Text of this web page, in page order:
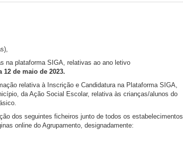
na plataforma SIGA, relativas ao ano letivo
12 de maio de 2023.
relativa à Inscrição e Candidatura na Plataforma SIGA,
da Ação Social Escolar, relativa às crianças/alunos do
dos seguintes ficheiros junto de todos os estabelecimentos
online do Agrupamento, designadamente: